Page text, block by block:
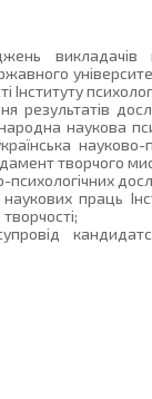
Інституту
результатів
наукова
науково-
творчого
психологічних
праць